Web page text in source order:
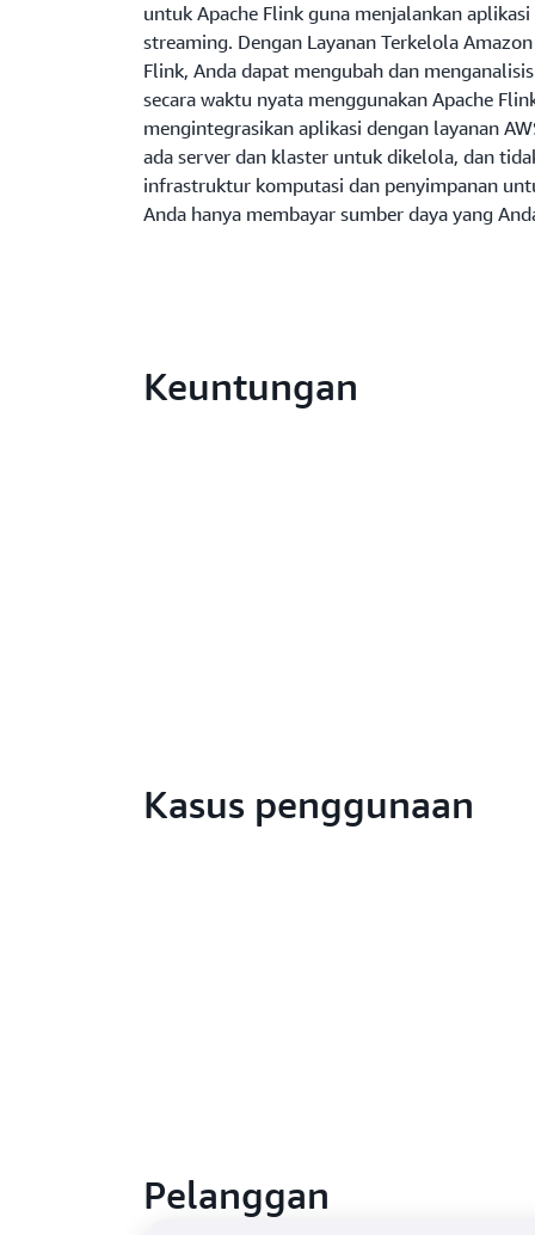
untuk Apache Flink guna menjalankan aplikasi
streaming. Dengan Layanan Terkelola
Flink, Anda dapat mengubah dan
secara waktu nyata menggunakan Apache
mengintegrasikan aplikasi dengan layanan
ada server dan klaster untuk dikelola, dan
infrastruktur komputasi dan penyimpanan
Anda hanya membayar sumber daya yang
Keuntungan
Kasus penggunaan
Pelanggan